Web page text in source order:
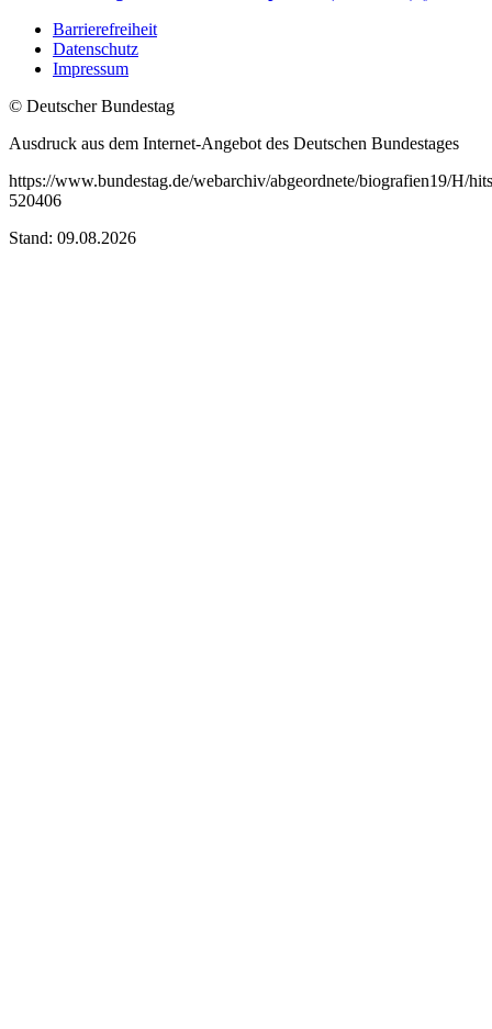
Barrierefreiheit
Datenschutz
Impressum
© Deutscher Bundestag
Ausdruck aus dem Internet-Angebot des Deutschen Bundestages
https://www.bundestag.de/webarchiv/abgeordnete/biografien19/H/
520406
Stand: 09.08.2026